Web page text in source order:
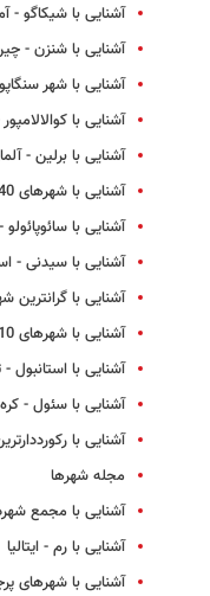
آشنایی با شیکاگو -
آشنایی با شنزن -
آشنایی با شهر
آشنایی با
آشنایی با برلین -
آشنایی با شهرهای C40
آشنایی با
آشنایی با سیدنی -
آشنایی با گرانترین
آشنایی با شهرهای 10میلیون نفری جهان
آشنایی با استانبول -
آشنایی با سئول -
آشنایی با
مجله شهرها
آشنایی با مجمع
آشنایی با رم - ایتالیا
آشنایی با شهرهای